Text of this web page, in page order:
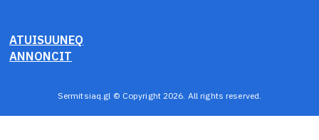
ATUISUUNEQ
ANNONCIT
Sermitsiaq.gl © Copyright 2026. All rights reserved.